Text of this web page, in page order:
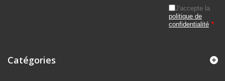
J'accepte la
politique de
confidentialité *
Catégories